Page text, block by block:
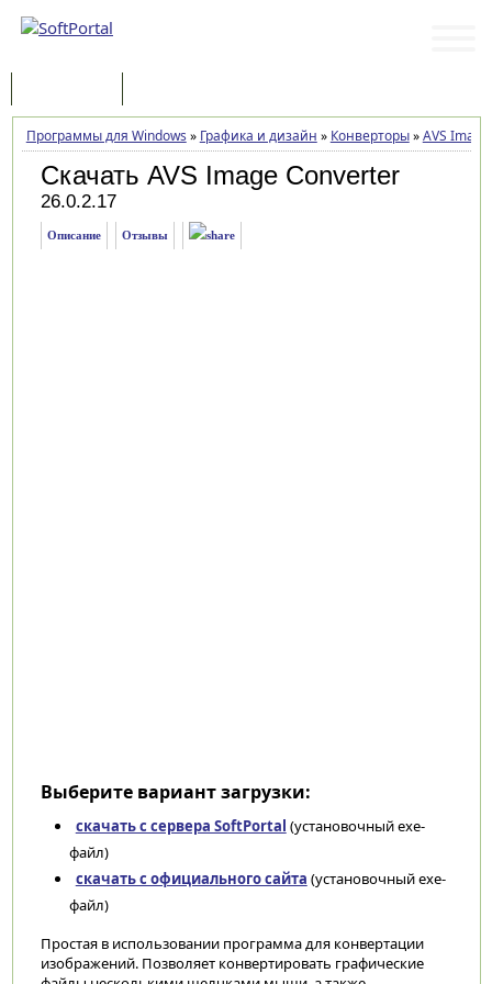
Программы для Windows » Графика и дизайн » Конверторы»AVS
Скачать AVS Image Converter
26.0.2.17
Описание Отзывы
Выберите вариант загрузки:
скачать с сервера SoftPortal (установочный exe-
файл)
скачать с официального сайта (установочный exe-
файл)
Простая в использовании программа для конвертации
изображений. Позволяет конвертировать графические